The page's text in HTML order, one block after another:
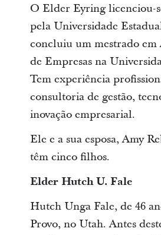
O Elder Eyring licenciou-
pela Universidade
concluiu um mestrado em
de Empresas na
Tem experiência
consultoria de gestão,
inovação empresarial.
Ele e a sua esposa, Amy
têm cinco filhos.
Elder Hutch U. Fale
Hutch Unga Fale, de 46
Provo, no Utah. Antes